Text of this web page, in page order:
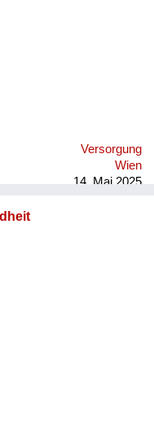
Versorgung
Wien
14. Mai 2025